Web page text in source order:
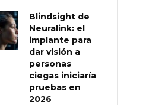
Blindsight de
Neuralink: el
implante para
dar visión a
personas
ciegas iniciaría
pruebas en
2026